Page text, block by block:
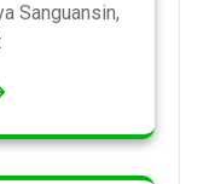
Sanguansin,